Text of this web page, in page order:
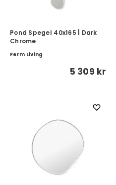
Pond Spegel 40x165 | Dark
Chrome
Ferm Living
5 309 kr